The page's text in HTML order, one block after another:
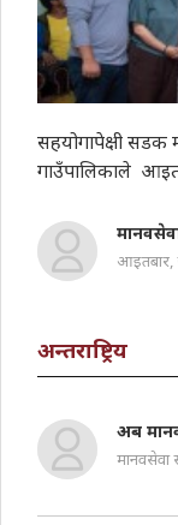
सहयोगापेक्षी सडक
गाउँपालिकाले
आइतबार,
अन्तराष्ट्रिय
अब
मानवसेवा